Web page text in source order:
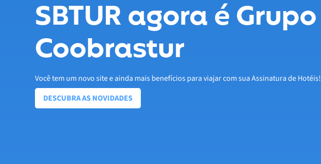
SBTUR agora é Grupo
Coobrastur
Você tem um novo site e ainda mais benefícios para viajar com sua Assinatura de Hotéis!
DESCUBRA AS NOVIDADES